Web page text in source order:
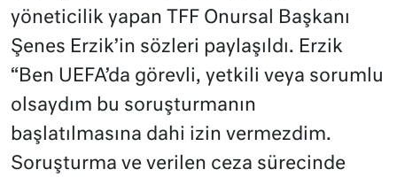
yöneticilik yapan TFF Onursal Başkanı
Şenes Erzik’in sözleri paylaşıldı. Erzik
“Ben UEFA’da görevli, yetkili veya sorumlu
olsaydım bu soruşturmanın
başlatılmasına dahi izin vermezdim.
Soruşturma ve verilen ceza sürecinde